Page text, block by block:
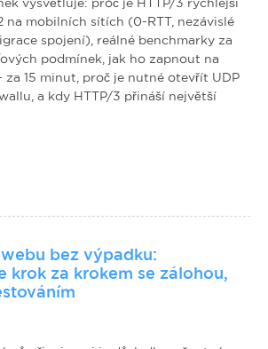
na mobilních sítích (0-RTT, nezávislé
spojení), reálné benchmarky za
podmínek, jak ho zapnout na
za 15 minut, proč je nutné otevřít UDP
a kdy HTTP/3 přináší největší
bez výpadku:
krok za krokem se zálohou,